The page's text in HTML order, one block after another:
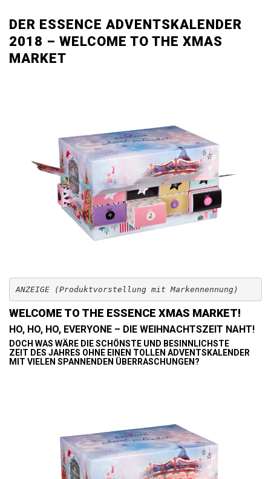
DER ESSENCE ADVENTSKALENDER
2018 – WELCOME TO THE XMAS
MARKET
WELCOME TO THE ESSENCE XMAS MARKET!
HO, HO, HO, EVERYONE – DIE WEIHNACHTSZEIT NAHT!
DOCH WAS WÄRE DIE SCHÖNSTE UND BESINNLICHSTE
ZEIT DES JAHRES OHNE EINEN TOLLEN ADVENTSKALENDER
MIT VIELEN SPANNENDEN ÜBERRASCHUNGEN?